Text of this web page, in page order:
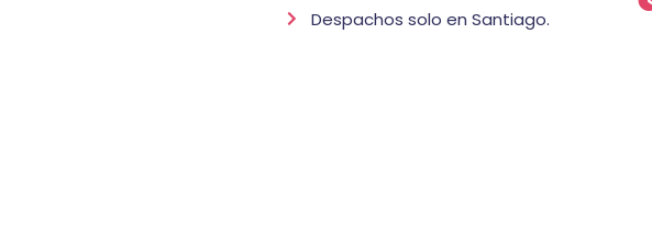
Despachos solo en Santiago.